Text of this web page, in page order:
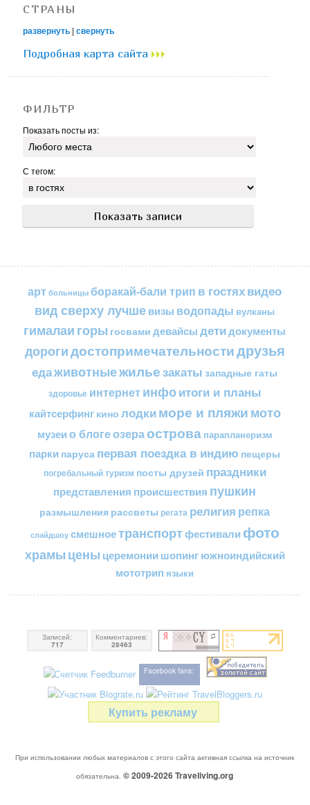
СТРАНЫ
развернуть |свернуть
Подробная карта сайта
ФИЛЬТР
Показать посты из:
С тегом:
арт больницы боракай-бали трип в гостяхвидео
вид сверху лучшевизы водопады вулканы
гималаи горы госвами девайсы детидокументы
дорогидостопримечательностидрузья
едаживотныежильезакаты западные гаты
здоровье интернетинфоитоги и планы
кайтсерфинг кино лодкиморе и пляжимото
музеи о блогеозераострова парапланеризм
парки паруса первая поездка в индию пещеры
погребальный туризм посты друзей праздники
представления происшествия пушкин
размышления рассветы регата религия репка
слайдшоу смешноетранспортфестивали фото
храмы цены церемонии шопингюжноиндийский
мототрип языки
Записей:
717
Комментариев:
28463
Facebook fans:
Купить рекламу
При использовании любых материалов с этого сайта активная ссылка на источник
обязательна. © 2009-2026Traveliving.org